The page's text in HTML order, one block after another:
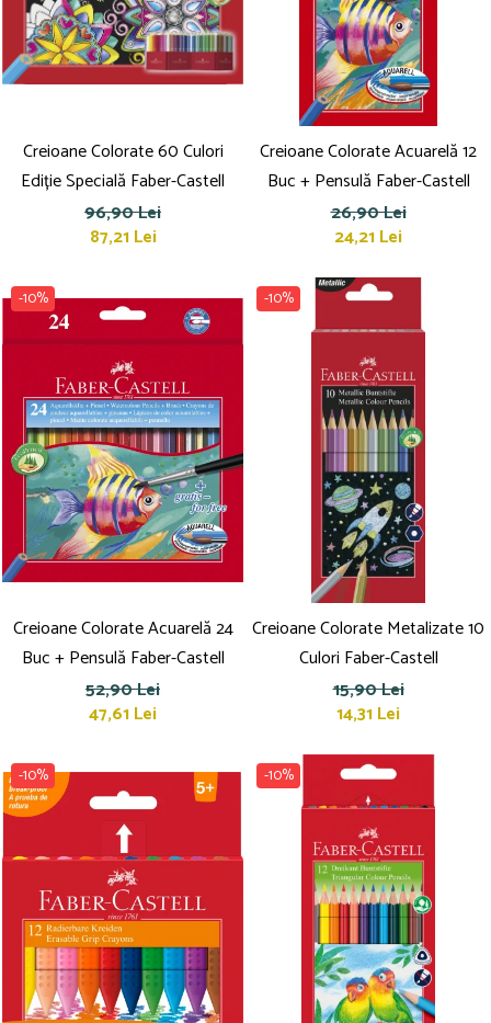
Creioane Colorate 60 Culori
Ediție Specială Faber-Castell
96,90 Lei
87,21 Lei
Creioane Colorate Acuarelă 12
Buc + Pensulă Faber-Castell
26,90 Lei
24,21 Lei
-10%
Creioane Colorate Acuarelă 24
Buc + Pensulă Faber-Castell
52,90 Lei
47,61 Lei
-10%
Creioane Colorate Metalizate 10
Culori Faber-Castell
15,90 Lei
14,31 Lei
-10% -10%